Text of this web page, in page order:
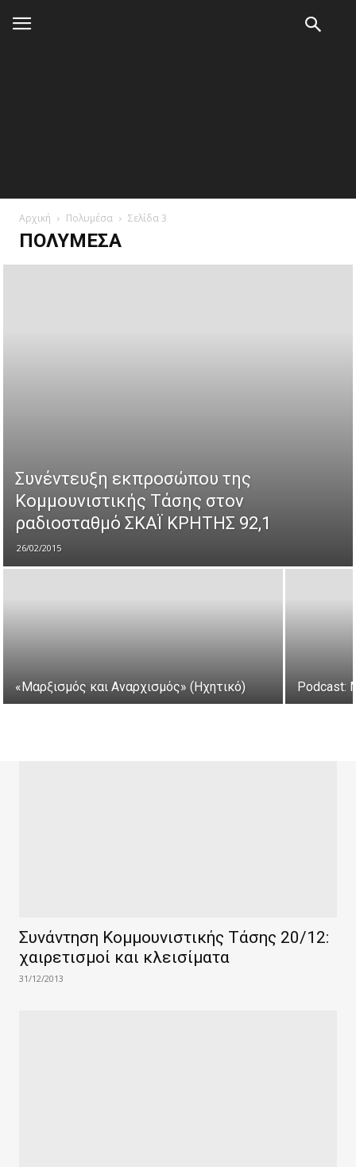
Αρχική Πολυμέσα Σελίδα 3
ΠΟΛΥΜΈΣΑ
Συνέντευξη εκπροσώπου της
Κομμουνιστικής Τάσης στον
ραδιοσταθμό ΣΚΑΪ ΚΡΗΤΗΣ 92,1
26/02/2015
«Μαρξισμός και Αναρχισμός» (Ηχητικό) Podcast:
Συνάντηση Κομμουνιστικής Τάσης 20/12:
χαιρετισμοί και κλεισίματα
31/12/2013